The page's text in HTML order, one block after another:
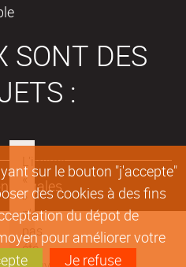
sur le bouton "j'accepte"
des cookies à des fins
du dépot de
pour améliorer votre
Je refuse
SONT DES
:
légales